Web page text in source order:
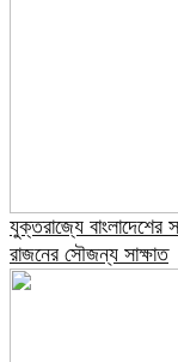
যুক্তরাজ্যে বাংলাদেশের
রাজনের সৌজন্য সাক্ষাত